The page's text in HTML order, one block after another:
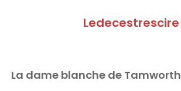
Ledecestrescire
La dame blanche de Tamworth